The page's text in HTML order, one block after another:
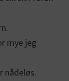
mye jeg
nådeløs.